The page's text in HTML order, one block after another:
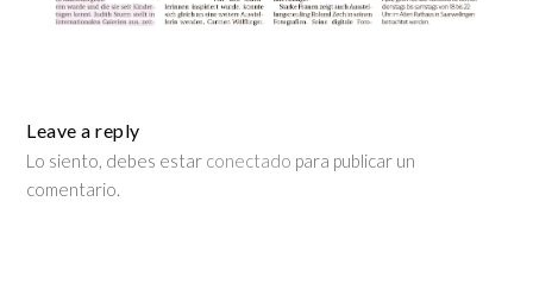
Leave a reply
Lo siento, debes estar conectado para publicar un
comentario.